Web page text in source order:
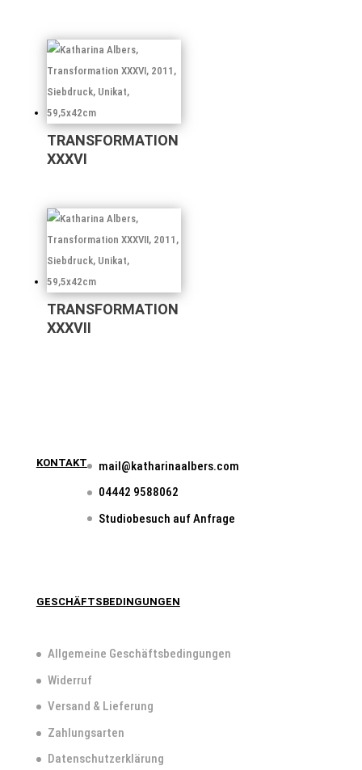
TRANSFORMATION
XXXVI
TRANSFORMATION
XXXVII
KONTAKT
mail@katharinaalbers.com
04442 9588062
Studiobesuch auf Anfrage
GESCHÄFTSBEDINGUNGEN
Allgemeine Geschäftsbedingungen
Widerruf
Versand & Lieferung
Zahlungsarten
Datenschutzerklärung